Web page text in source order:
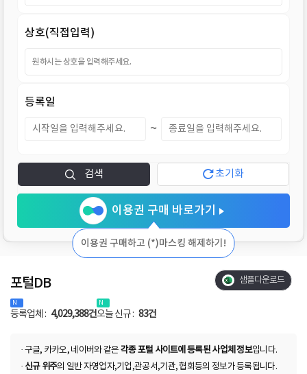
상호(직접입력)
등록일
~
검색 초기화
이용권 구매 바로가기
이용권 구매하고 (*)마스킹 해제하기!
포털DB
등록업체 : 4,029,388건오늘 신규 : 83건
샘플다운로드
· 구글, 카카오, 네이버와 같은 각종 포털 사이트에 등록된 사업체 정보입니다.
· 신규 위주의 일반 자영업자,기업,관공서,기관, 협회등의 정보가 등록됩니다.